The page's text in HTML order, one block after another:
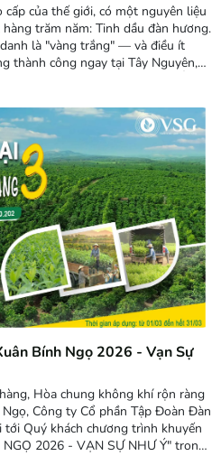
của thế giới, có một nguyên liệu
trăm năm: Tinh dầu đàn hương.
là "vàng trắng" — và điều ít
thành công ngay tại Tây Nguyên,
Bính Ngọ 2026 - Vạn Sự
Hòa chung không khí rộn ràng
Công ty Cổ phần Tập Đoàn Đàn
Quý khách chương trình khuyến
2026 - VẠN SỰ NHƯ Ý" trong